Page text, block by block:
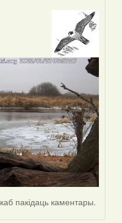
каб пакідаць каментары.